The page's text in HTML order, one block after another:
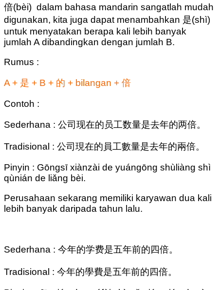
倍(bèi) dalam bahasa mandarin sangatlah mudah
digunakan, kita juga dapat menambahkan 是(shì)
untuk menyatakan berapa kali lebih banyak
jumlah A dibandingkan dengan jumlah B.
Rumus :
A + 是 + B + 的 + bilangan + 倍
Contoh :
Sederhana : 公司现在的员工数量是去年的两倍。
Tradisional : 公司現在的員工數量是去年的兩倍。
Pinyin : Gōngsī xiànzài de yuángōng shùliàng shì
qùnián de liǎng bèi.
Perusahaan sekarang memiliki karyawan dua kali
lebih banyak daripada tahun lalu.
Sederhana : 今年的学费是五年前的四倍。
Tradisional : 今年的學費是五年前的四倍。